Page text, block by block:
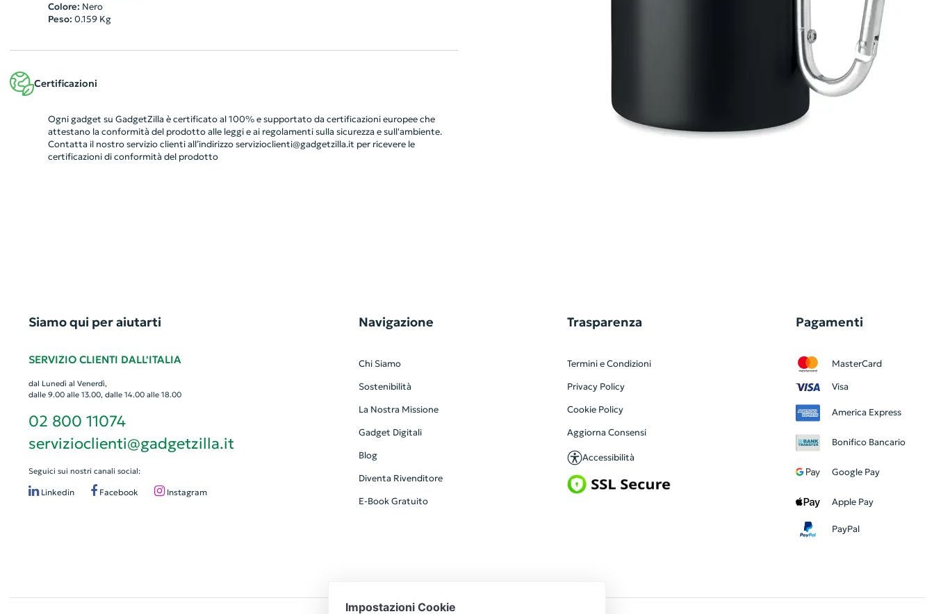
Colore: Nero
Peso: 0.159Kg
Certificazioni
Ogni gadget su GadgetZilla è certificato al 100% e supportato da certificazioni europee che
attestano la conformità del prodotto alle leggi e ai regolamenti sulla sicurezza e sull'ambiente.
Contatta il nostro servizio clienti all’indirizzo servizioclienti@gadgetzilla.it per ricevere le
certificazioni di conformità del prodotto
Siamo qui per aiutarti
SERVIZIO CLIENTI DALL'ITALIA
dal Lunedì al Venerdì,
dalle 9.00 alle 13.00, dalle 14.00 alle 18.00
02 800 11074
servizioclienti@gadgetzilla.it
Seguici sui nostri canali social:
Linkedin Facebook Instagram
Navigazione
Chi Siamo
Sostenibilità
La Nostra Missione
Gadget Digitali
Blog
Diventa Rivenditore
E-Book Gratuito
Trasparenza
Termini e Condizioni
Privacy Policy
Cookie Policy
Aggiorna Consensi
Accessibilità
Pagamenti
MasterCard
Visa
America Express
Bonifico Bancario
Google Pay
Apple Pay
PayPal